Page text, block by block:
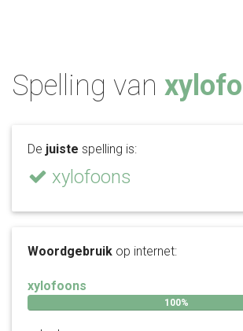
Spelling van
De juiste spelling is:
xylofoons
Woordgebruik op internet:
xylofoons
100%